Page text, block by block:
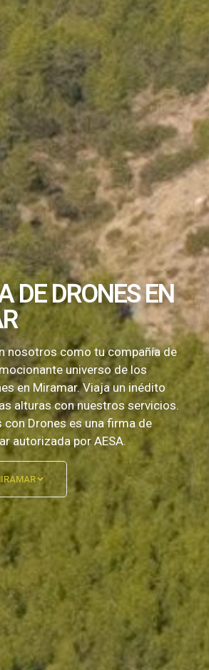
DE DRONES EN
nosotros como tu compañía de
universo de los
en Miramar. Viaja un inédito
alturas con nuestros servicios.
con Drones es una firma de
autorizada por AESA.